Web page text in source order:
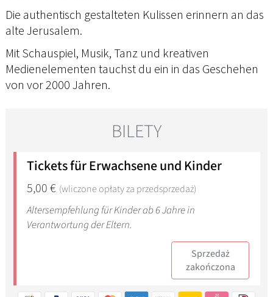
Die authentisch gestalteten Kulissen erinnern an das
alte Jerusalem.
Mit Schauspiel, Musik, Tanz und kreativen
Medienelementen tauchst du ein in das Geschehen
von vor 2000 Jahren.